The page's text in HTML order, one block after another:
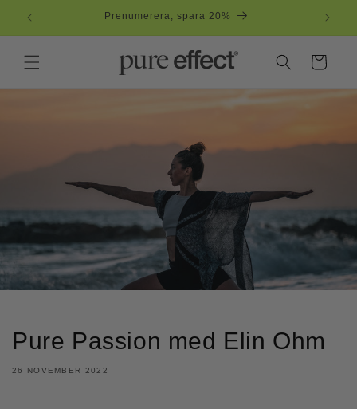
till
innehåll
Fri frakt över 500 kr
Varukorg
Pure Passion med Elin Ohm
26 NOVEMBER 2022